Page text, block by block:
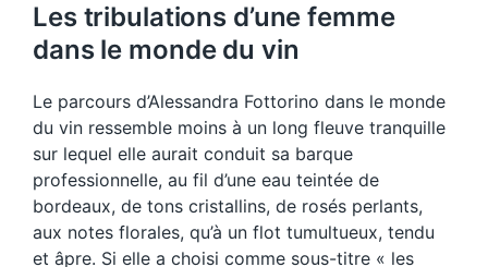
Les tribulations d’une femme
dans le monde du vin
Le parcours d’Alessandra Fottorino dans le monde
du vin ressemble moins à un long fleuve tranquille
sur lequel elle aurait conduit sa barque
professionnelle, au fil d’une eau teintée de
bordeaux, de tons cristallins, de rosés perlants,
aux notes florales, qu’à un flot tumultueux, tendu
et âpre. Si elle a choisi comme sous-titre « les